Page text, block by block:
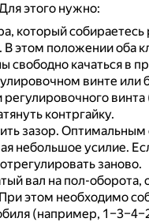
этого нужно:
который
В этом положении оба
качаться в
винте или
винта
контргайку.
зазор. Оптимальным
небольшое усилие.
заново.
вал на пол-оборота,
При этом необходимо
(например,